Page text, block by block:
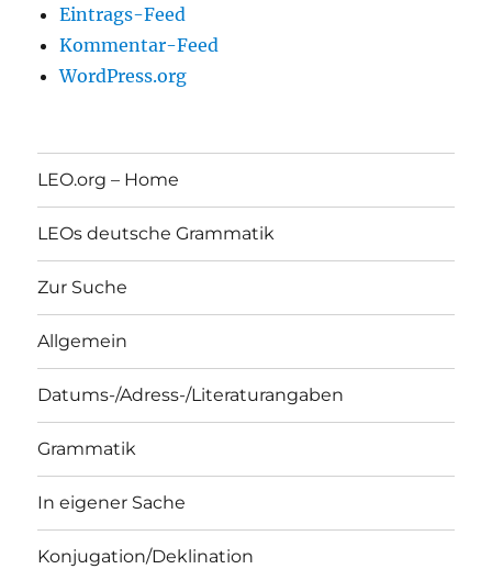
Eintrags-Feed
Kommentar-Feed
WordPress.org
LEO.org – Home
LEOs deutsche Grammatik
Zur Suche
Allgemein
Datums-/Adress-/Literaturangaben
Grammatik
In eigener Sache
Konjugation/Deklination